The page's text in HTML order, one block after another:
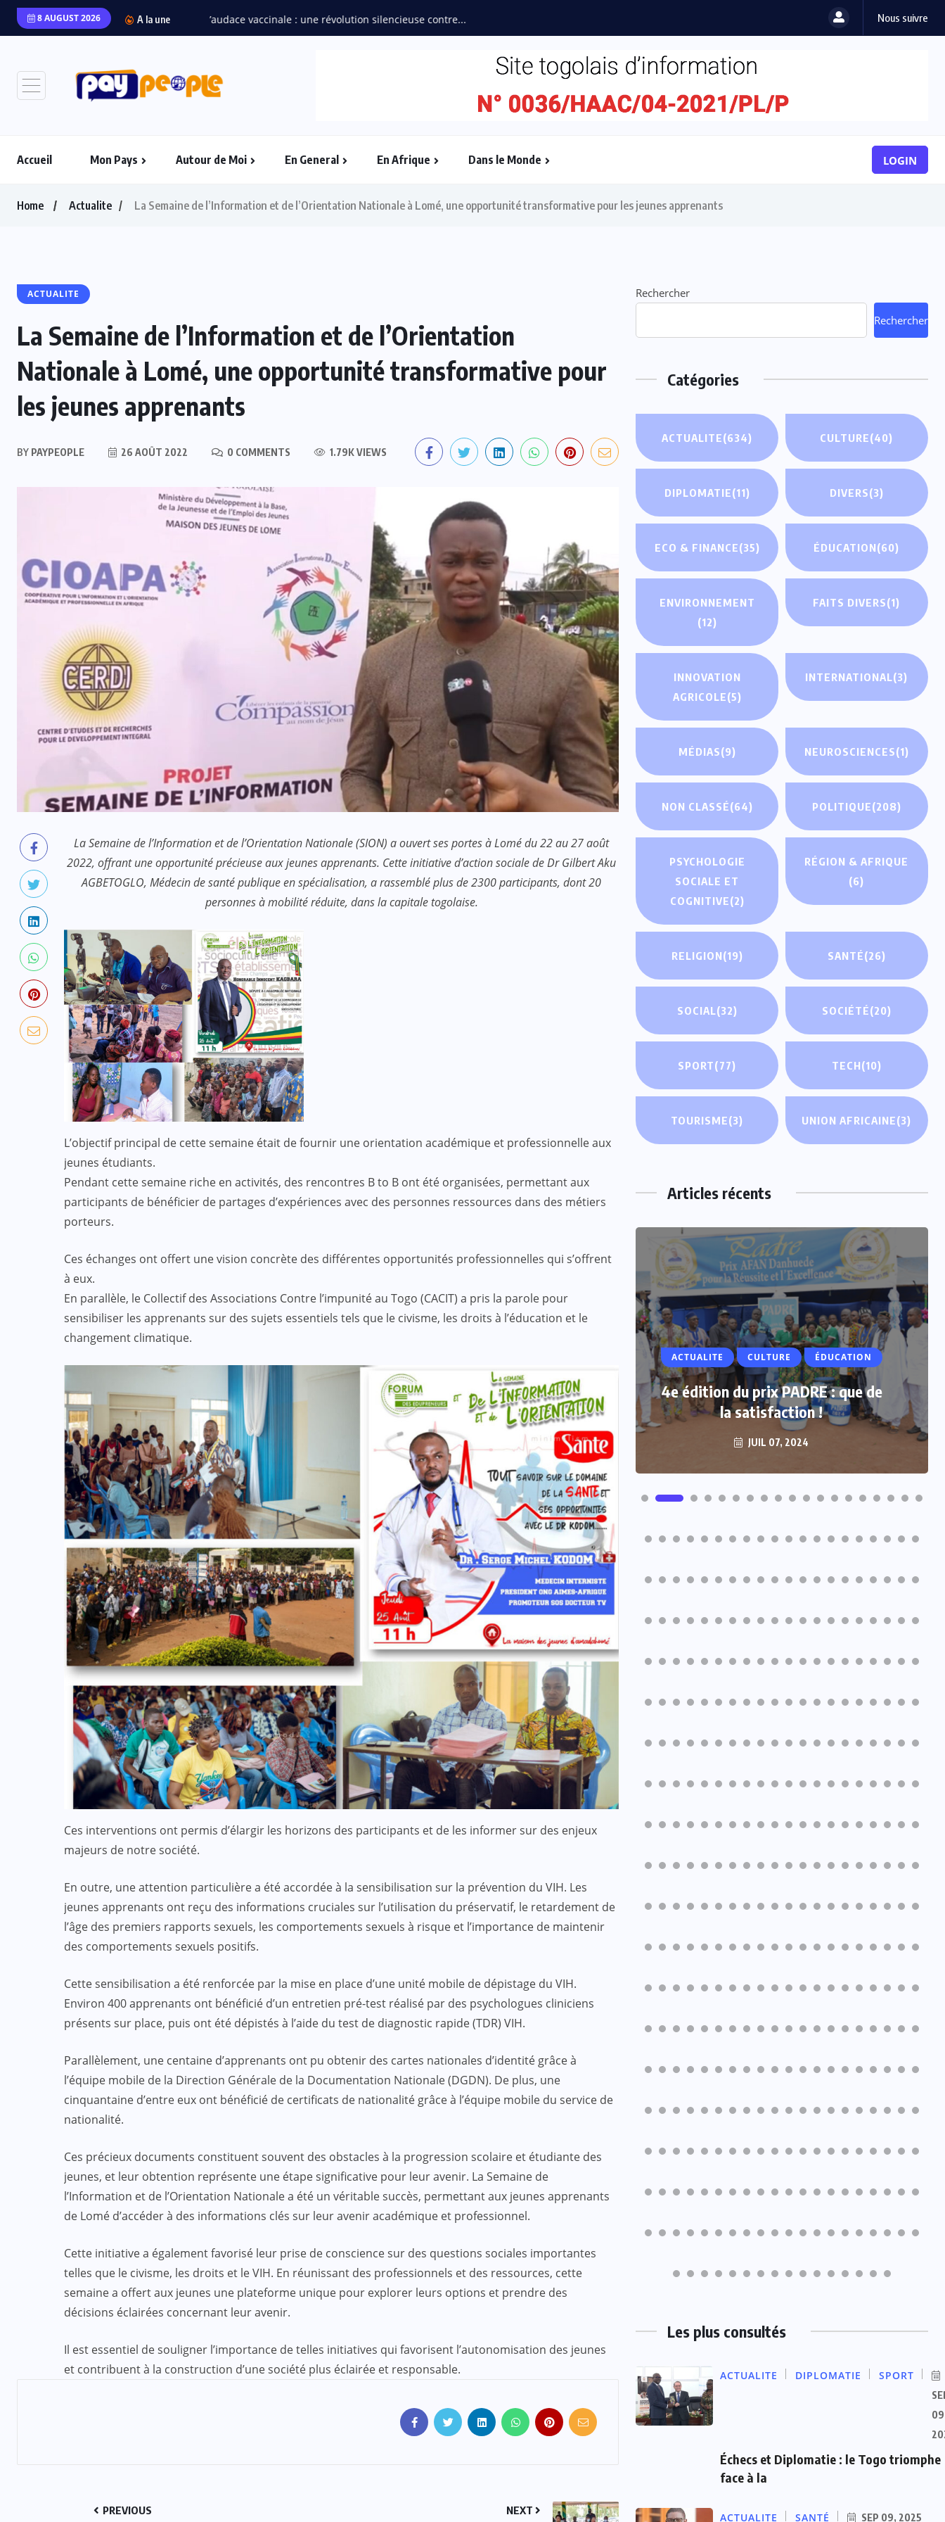
8 AUGUST 2026 A la une “L’Afrique Couture” en ébullition : l’Adjafi Fashion Day... Nous suivre
Accueil Mon Pays Autour de Moi En General En Afrique Dans le Monde LOGIN
Home Actualite La Semaine de l’Information et de l’Orientation Nationale à Lomé, une opportunité transformative pour les jeunes apprenants
ACTUALITE
La Semaine de l’Information et de l’Orientation
Nationale à Lomé, une opportunité transformative pour
les jeunes apprenants
BY PAYPEOPLE 26 AOÛT 2022 0 COMMENTS 1.79K VIEWS
La Semaine de l’Information et de l’Orientation Nationale (SION) a ouvert ses portes à Lomé du 22 au 27 août
2022, offrant une opportunité précieuse aux jeunes apprenants. Cette initiative d’action sociale de Dr Gilbert Aku
AGBETOGLO, Médecin de santé publique en spécialisation, a rassemblé plus de 2300 participants, dont 20
personnes à mobilité réduite, dans la capitale togolaise.
L’objectif principal de cette semaine était de fournir une orientation académique et professionnelle aux
jeunes étudiants.
Pendant cette semaine riche en activités, des rencontres B to B ont été organisées, permettant aux
participants de bénéficier de partages d’expériences avec des personnes ressources dans des métiers
porteurs.
Ces échanges ont offert une vision concrète des différentes opportunités professionnelles qui s’offrent
à eux.
En parallèle, le Collectif des Associations Contre l’impunité au Togo (CACIT) a pris la parole pour
sensibiliser les apprenants sur des sujets essentiels tels que le civisme, les droits à l’éducation et le
changement climatique.
Ces interventions ont permis d’élargir les horizons des participants et de les informer sur des enjeux
majeurs de notre société.
En outre, une attention particulière a été accordée à la sensibilisation sur la prévention du VIH. Les
jeunes apprenants ont reçu des informations cruciales sur l’utilisation du préservatif, le retardement de
l’âge des premiers rapports sexuels, les comportements sexuels à risque et l’importance de maintenir
des comportements sexuels positifs.
Cette sensibilisation a été renforcée par la mise en place d’une unité mobile de dépistage du VIH.
Environ 400 apprenants ont bénéficié d’un entretien pré-test réalisé par des psychologues cliniciens
présents sur place, puis ont été dépistés à l’aide du test de diagnostic rapide (TDR) VIH.
Parallèlement, une centaine d’apprenants ont pu obtenir des cartes nationales d’identité grâce à
l’équipe mobile de la Direction Générale de la Documentation Nationale (DGDN). De plus, une
cinquantaine d’entre eux ont bénéficié de certificats de nationalité grâce à l’équipe mobile du service de
nationalité.
Ces précieux documents constituent souvent des obstacles à la progression scolaire et étudiante des
jeunes, et leur obtention représente une étape significative pour leur avenir. La Semaine de
l’Information et de l’Orientation Nationale a été un véritable succès, permettant aux jeunes apprenants
de Lomé d’accéder à des informations clés sur leur avenir académique et professionnel.
Cette initiative a également favorisé leur prise de conscience sur des questions sociales importantes
telles que le civisme, les droits et le VIH. En réunissant des professionnels et des ressources, cette
semaine a offert aux jeunes une plateforme unique pour explorer leurs options et prendre des
décisions éclairées concernant leur avenir.
Il est essentiel de souligner l’importance de telles initiatives qui favorisent l’autonomisation des jeunes
et contribuent à la construction d’une société plus éclairée et responsable.
PREVIOUS NEXT
Rechercher
Rechercher
Catégories
ACTUALITE(634) CULTURE(40)
DIPLOMATIE(11) DIVERS(3)
ECO & FINANCE(35) ÉDUCATION(60)
ENVIRONNEMENT
(12)
FAITS DIVERS(1)
INNOVATION
AGRICOLE(5)
INTERNATIONAL(3)
MÉDIAS(9) NEUROSCIENCES(1)
NON CLASSÉ(64) POLITIQUE(208)
PSYCHOLOGIE
SOCIALE ET
COGNITIVE(2)
RÉGION & AFRIQUE
(6)
RELIGION(19) SANTÉ(26)
SOCIAL(32) SOCIÉTÉ(20)
SPORT(77) TECH(10)
TOURISME(3) UNION AFRICAINE(3)
Articles récents
ECO & FINANCE
“L’Afrique Couture” en ébullition :
l’Adjafi Fashion Day 2025
réinvente la mode avec panache et
patrimoine
SEP 09, 2025
Evala 2024 : Une présence
effective du Dr Lidi Bessi Kama
JUIL 07, 2024
ACTUALITE CULTURE ÉDUCATION
4e édition du prix PADRE : que de
la satisfaction !
JUIL 07, 2024
Les plus consultés
ACTUALITE DIPLOMATIE SPORT
Échecs et Diplomatie : le Togo triomphe
face à la
ACTUALITE SANTÉ SEP 09, 2025